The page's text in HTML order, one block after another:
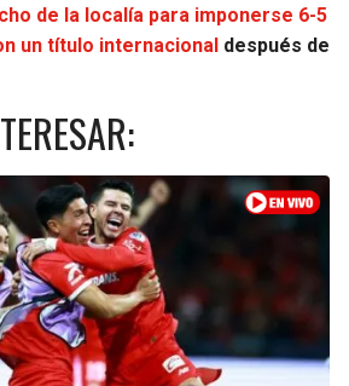
de la localía para imponerse 6-5
un título internacional después de